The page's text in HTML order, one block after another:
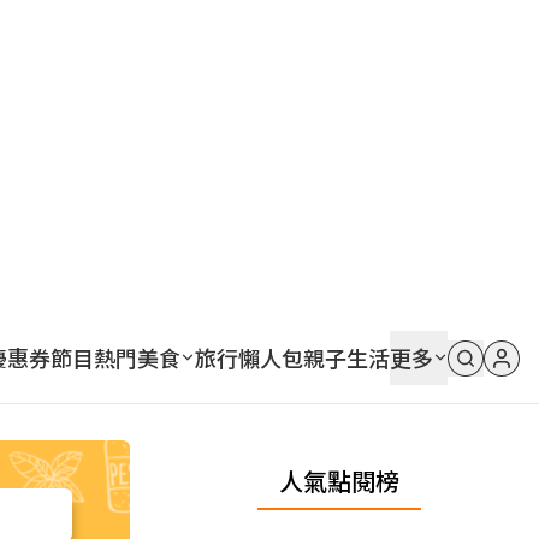
惠券節目熱門美食 旅行懶人包親子生活更多
人氣點閱榜